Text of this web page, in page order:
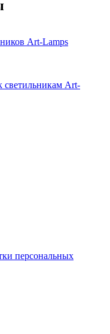
Art-Lamps
светильникам Art-
персональных